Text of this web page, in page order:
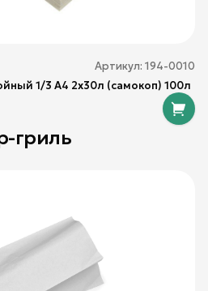
Артикул: 194-0010
1/3 А4 2х30л (самокоп) 100л
гриль